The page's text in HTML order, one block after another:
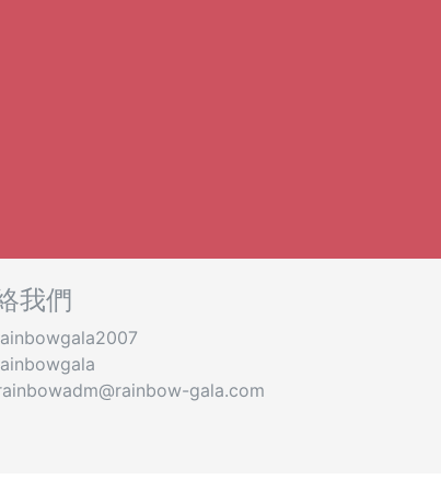
我們
gala.com